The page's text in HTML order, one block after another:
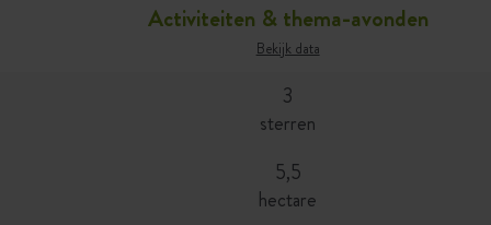
Activiteiten & thema-avonden
Bekijk data
3
sterren
5,5
hectare